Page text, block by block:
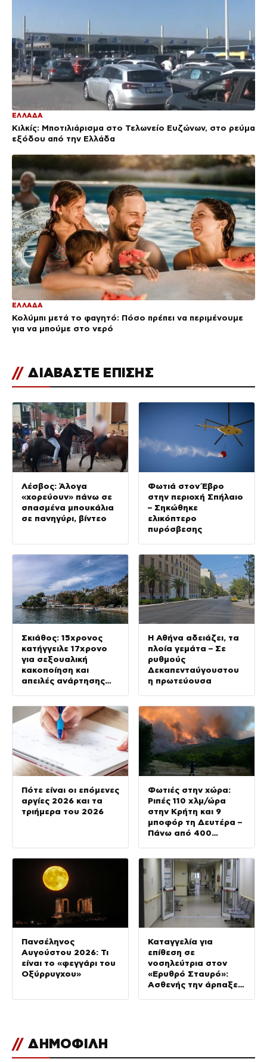
ΕΛΛΑΔΑ
Κιλκίς: Μποτιλιάρισμα στο Τελωνείο Ευζώνων, στο ρεύμα
εξόδου από την Ελλάδα
ΕΛΛΑΔΑ
Κολύμπι μετά το φαγητό: Πόσο πρέπει να περιμένουμε
για να μπούμε στο νερό
// ΔΙΑΒΑΣΤΕ ΕΠΙΣΗΣ
Λέσβος: Άλογα
«χορεύουν» πάνω σε
σπασμένα μπουκάλια
σε πανηγύρι, βίντεο
Φωτιά στον Έβρο
στην περιοχή Σπήλαιο
– Σηκώθηκε
ελικόπτερο
πυρόσβεσης
Σκιάθος: 15χρονος
κατήγγειλε 17χρονο
για σεξουαλική
κακοποίηση και
απειλές ανάρτησης
Η Αθήνα αδειάζει, τα
πλοία γεμάτα – Σε
ρυθμούς
Δεκαπενταύγουστου
η πρωτεύουσα
Πότε είναι οι επόμενες
αργίες 2026 και τα
τριήμερα του 2026
Φωτιές στην χώρα:
Ριπές 110 χλμ/ώρα
στην Κρήτη και 9
μποφόρ τη Δευτέρα –
Πάνω από 400
Πανσέληνος
Αυγούστου 2026: Τι
είναι το «φεγγάρι του
Οξύρρυγχου»
Καταγγελία για
επίθεση σε
νοσηλεύτρια στον
«Ερυθρό Σταυρό»:
Ασθενής την άρπαξε
// ΔΗΜΟΦΙΛΗ